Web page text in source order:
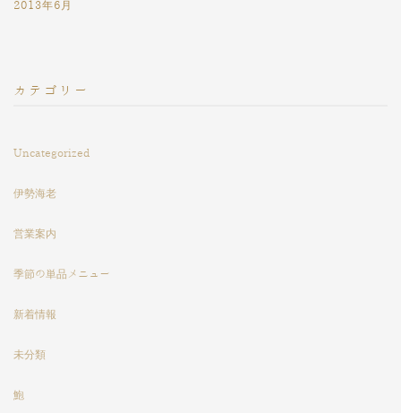
2013年6月
カテゴリー
Uncategorized
伊勢海老
営業案内
季節の単品メニュー
新着情報
未分類
鮑